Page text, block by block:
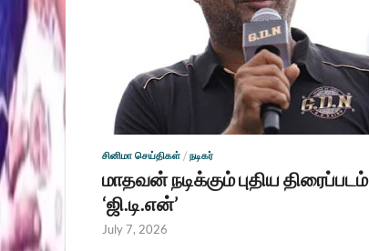
சினிமா செய்திகள் / நடிகர்
மாதவன் நடிக்கும் புதிய திரைப்படம்
‘ஜி.டி.என்’
July 7, 2026